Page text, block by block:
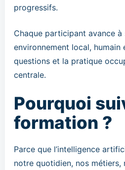
progressifs.
Chaque participant avance à
environnement local, humain
questions et la pratique
centrale.
Pourquoi
formation ?
Parce que l’intelligence
notre quotidien, nos métiers,